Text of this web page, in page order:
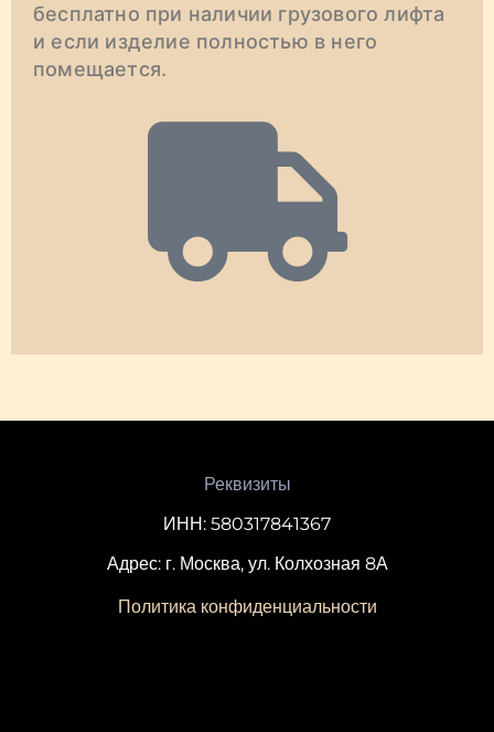
бесплатно при наличии грузового лифта
и если изделие полностью в него
помещается.
Реквизиты
ИНН: 580317841367
Адрес: г. Москва, ул. Колхозная 8А
Политика конфиденциальности